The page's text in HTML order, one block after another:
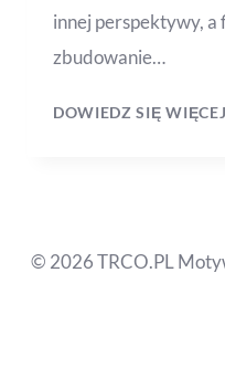
innej perspektywy, a
zbudowanie…
DOWIEDZ SIĘ WIĘCEJ
© 2026 TRCO.PL